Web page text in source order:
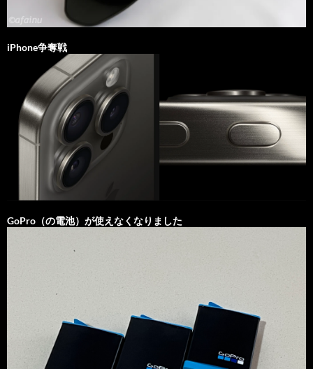
iPhone争奪戦
GoPro（の電池）が使えなくなりました